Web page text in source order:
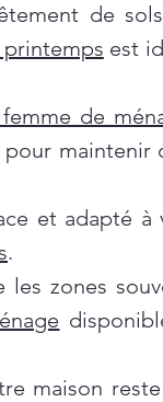
de
est
de
maintenir
et adapté à
.
zones
maison